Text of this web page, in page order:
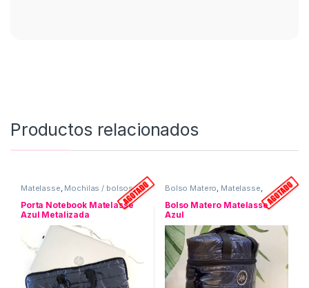
Productos relacionados
Matelasse, Mochilas / bolsos,
Porta Notebook
Porta Notebook Matelasse
Azul Metalizada
Bolso Matero, Matelasse,
Mochilas / bolsos Set Matero
Bolso Matero Matelasse
Azul